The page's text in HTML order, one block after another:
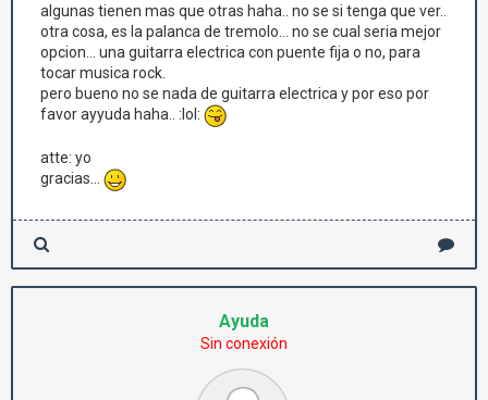
algunas tienen mas que otras haha.. no se si tenga que ver..
otra cosa, es la palanca de tremolo... no se cual seria mejor
opcion... una guitarra electrica con puente fija o no, para
tocar musica rock.
pero bueno no se nada de guitarra electrica y por eso por
favor ayyuda haha.. :lol:
atte: yo
gracias...
Ayuda
Sin conexión